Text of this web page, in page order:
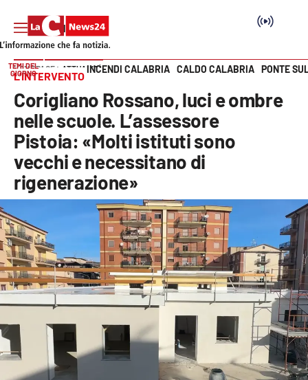
SEZIONI
Cronaca
Politica
Economia e lavoro
Italia Mondo
Sport
Vai
TEMI DEL
GIORNO
INCENDI CALABRIA CALDO CALABRIA PONTE
HOME PAGE ATTUALITÀ
L’INTERVENTO
Corigliano Rossano, luci e ombre
nelle scuole. L’assessore
Pistoia: «Molti istituti sono
vecchi e necessitano di
rigenerazione»